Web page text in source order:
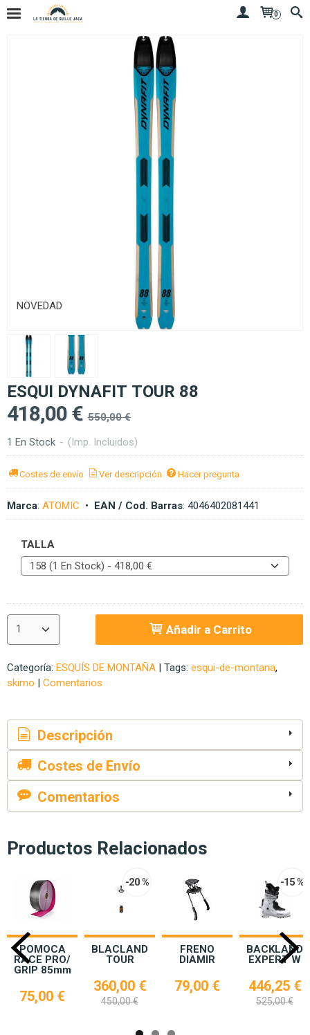
0
NOVEDAD
ESQUI DYNAFIT TOUR 88
418,00 € 550,00 €
1 En Stock - (Imp. Incluidos)
Costes de envío Ver descripción Hacer pregunta
Marca: ATOMIC • EAN / Cod. Barras: 4046402081441
TALLA
Añadir a Carrito
Categoría: ESQUÍS DE MONTAÑA | Tags: esqui-de-montana
skimo | Comentarios
Descripción
Costes de Envío
Comentarios
Productos Relacionados
POMOCA
RACE PRO/
GRIP 85mm
75,00 €
-20 %
BLACLAND
TOUR
360,00 €
450,00 €
FRENO
DIAMIR
79,00 €
-15 %
BACKLAND
EXPERT W
446,25 €
525,00 €